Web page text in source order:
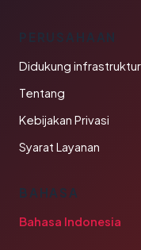
PERUSAHAAN
Didukung
Tentang
Kebijakan Privasi
Syarat Layanan
BAHASA
Bahasa Indonesia